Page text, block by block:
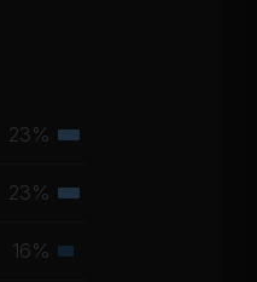
23% Tertiäre
23% Tertiäre
16% Sekundäre